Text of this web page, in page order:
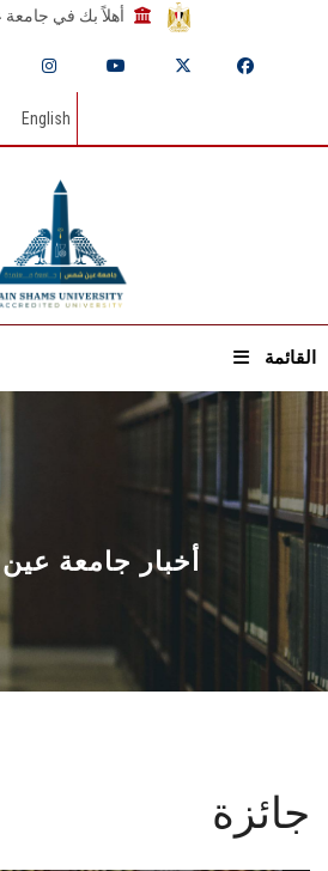
أهلاً بك في
English
القائمة
أخبار جامعة
جائزة